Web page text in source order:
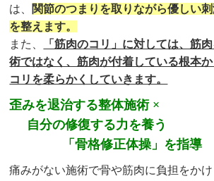
は、 関節のつまりを取りながら優しい
を整えます。
また、
「筋肉のコリ」に対しては、筋
術ではなく、筋肉が付着している根本
コリを柔らかくしていきます。
歪みを退治する整体施術 ×
自分の修復する力を養う
「骨格修正体操」を指導
痛みがない施術で骨や筋肉に負担をか